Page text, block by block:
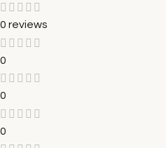
0 reviews
0
0
0